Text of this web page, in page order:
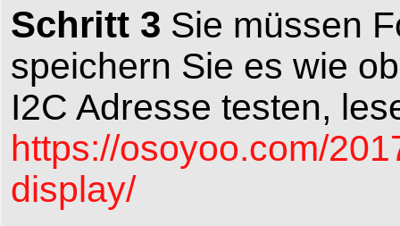
Schritt 3 Sie müssen
speichern Sie es wie
I2C Adresse testen,
https://osoyoo.com/
display/